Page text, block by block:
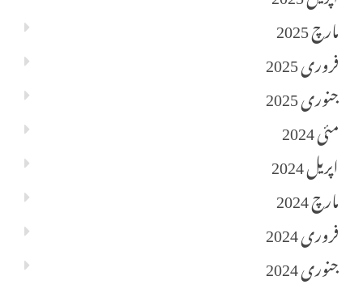
مارچ 2025
فروری 2025
جنوری 2025
مئی 2024
اپریل 2024
مارچ 2024
فروری 2024
جنوری 2024